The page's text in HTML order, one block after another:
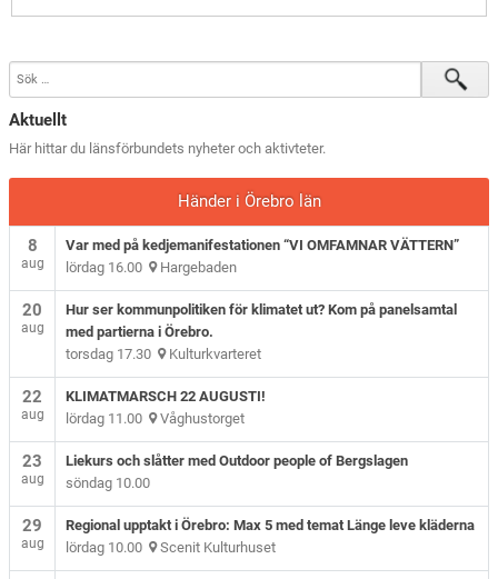
Aktuellt
Här hittar du länsförbundets nyheter och aktivteter.
Händer i Örebro län
8
aug
Var med på kedjemanifestationen “VI OMFAMNAR VÄTTERN”
lördag 16.00 Hargebaden
20
aug
Hur ser kommunpolitiken för klimatet ut? Kom på panelsamtal
med partierna i Örebro.
torsdag 17.30 Kulturkvarteret
22
aug
KLIMATMARSCH 22 AUGUSTI!
lördag 11.00 Våghustorget
23
aug
Liekurs och slåtter med Outdoor people of Bergslagen
söndag 10.00
29
aug
Regional upptakt i Örebro: Max 5 med temat Länge leve kläderna
lördag 10.00 Scenit Kulturhuset